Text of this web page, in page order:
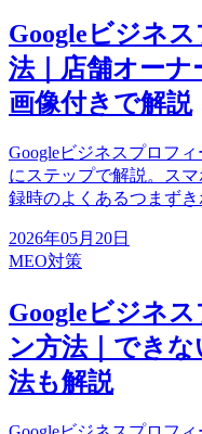
Googleビジネ
法｜店舗オーナ
画像付きで解説
Googleビジネスプロフ
にステップで解説。ス
録時のよくあるつまずき
2026年05月20日
MEO対策
Googleビジネ
ン方法｜でき
法も解説